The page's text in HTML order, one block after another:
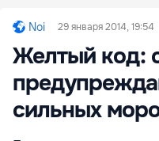
Noi 29 января 2014, 19:54
Желтый код:
сильных